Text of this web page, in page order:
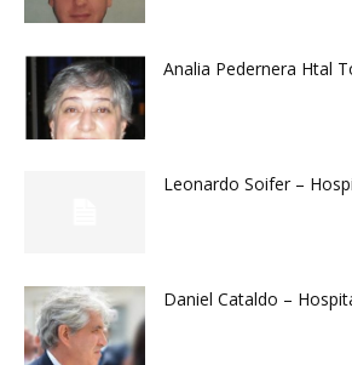
Analia Pedernera Htal
Leonardo Soifer –
Daniel Cataldo –